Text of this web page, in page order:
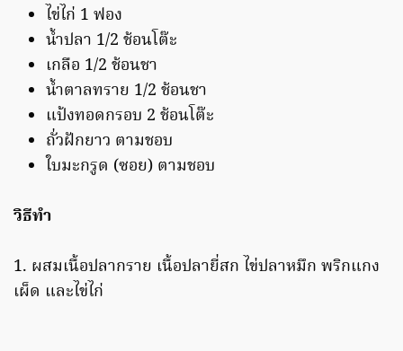
ไข่ไก่ 1 ฟอง
น้ำปลา 1/2 ช้อนโต๊ะ
เกลือ 1/2 ช้อนชา
น้ำตาลทราย 1/2 ช้อนชา
แป้งทอดกรอบ 2 ช้อนโต๊ะ
ถั่วฝักยาว ตามชอบ
ใบมะกรูด (ซอย) ตามชอบ
วิธีทำ
1. ผสมเนื้อปลากราย เนื้อปลายี่สก ไข่ปลาหมึก พริกแกง
เผ็ด และไข่ไก่